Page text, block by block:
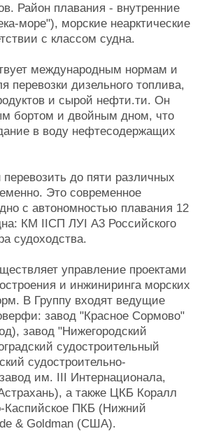
Район плавания - внутренние
море"), морские неарктические
с классом судна.
международным нормам и
перевозки дизельного топлива,
и сырой нефти.ти. Он
бортом и двойным дном, что
в воду нефтесодержащих
перевозить до пяти различных
Это современное
с автономностью плавания 12
КМ IIСП ЛУI А3 Российского
судоходства.
управление проектами
и инжиниринга морских
В Группу входят ведущие
завод "Красное Сормово"
завод "Нижегородский
судостроительный
судостроительно-
им. III Интернационала,
а также ЦКБ Коралл
Каспийское ПКБ (Нижний
& Goldman (США).